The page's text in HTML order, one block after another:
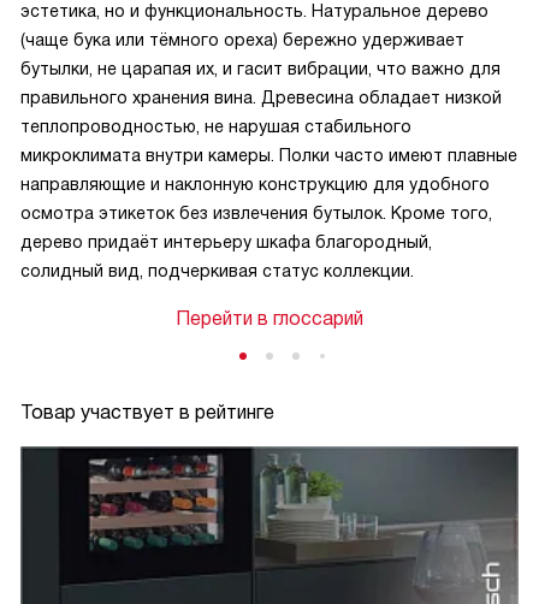
эстетика, но и функциональность. Натуральное дерево
(чаще бука или тёмного ореха) бережно удерживает
бутылки, не царапая их, и гасит вибрации, что важно для
правильного хранения вина. Древесина обладает низкой
теплопроводностью, не нарушая стабильного
микроклимата внутри камеры. Полки часто имеют плавные
направляющие и наклонную конструкцию для удобного
осмотра этикеток без извлечения бутылок. Кроме того,
дерево придаёт интерьеру шкафа благородный,
солидный вид, подчеркивая статус коллекции.
Перейти в глоссарий
Товар участвует в рейтинге